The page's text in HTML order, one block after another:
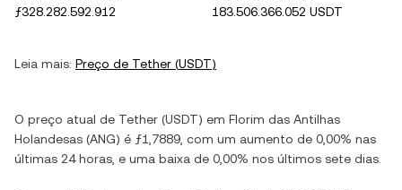
ƒ328.282.592.912
183.506.366.052 USDT
Leia mais: Preço de Tether (USDT)
O preço atual de Tether (USDT) em Florim das Antilhas
Holandesas (ANG) é ƒ1,7889 , com um aumento de 0,00% nas
últimas 24 horas, e uma baixa de 0,00% nos últimos sete dias.